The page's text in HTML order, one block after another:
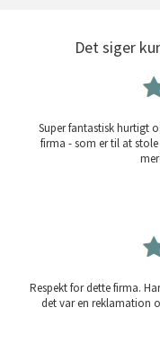
Det siger
Super fantastisk hurtigt
firma - som er til at
Respekt for dette firma.
det var en reklamation